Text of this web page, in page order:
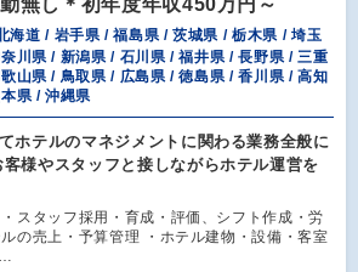
無し＊初年度年収450万円～
海道 / 岩手県 / 福島県 / 茨城県 / 栃木県 / 埼玉
川県 / 新潟県 / 石川県 / 福井県 / 長野県 / 三重
山県 / 鳥取県 / 広島県 / 徳島県 / 香川県 / 高知
県 / 沖縄県
ホテルのマネジメントに関わる業務全般に
客様やスタッフと接しながらホテル運営を
・スタッフ採用・育成・評価、シフト作成・労
の売上・予算管理 ・ホテル建物・設備・客室